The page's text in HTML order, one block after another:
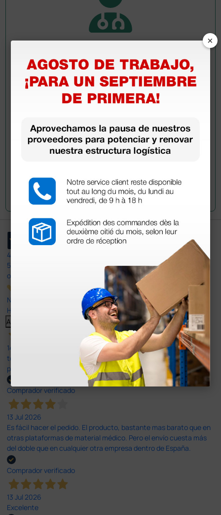
¿Todavía tienes alguna duda? ¿Necesitas más
información?
Envía ahora mismo tu pregunta a los colegas que ya
han adquirido este producto.
Envía tu pregunta
4,4
597
opiniones
Nuestras reseñas de 4 y 5 estrellas.
Haga clic aquí para leerlos todos >
Anterior
14 Jul 2026
todo correcto. podria señalar que un poco caro los portes y el
plazo de entrega se alarga.
Comprador verificado
13 Jul 2026
Es fácil hacer el pedido. El producto, bastante mas barato que en
otras plataformas de material médico. Pero el envío cuesta más
del doble que en cualquier otra empresa dentro de España.
Comprador verificado
13 Jul 2026
Excelente
×